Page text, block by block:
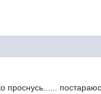
проснусь......